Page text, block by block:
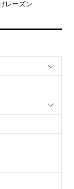
レーズン